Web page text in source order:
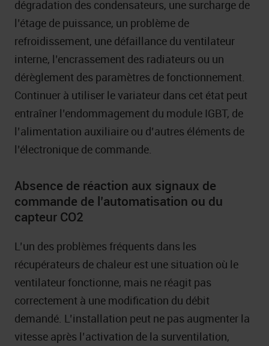
dégradation des condensateurs, une surcharge de
l’étage de puissance, un problème de
refroidissement, une défaillance du ventilateur
interne, l’encrassement des radiateurs ou un
dérèglement des paramètres de fonctionnement.
Continuer à utiliser le variateur dans cet état peut
entraîner l’endommagement du module IGBT, de
l’alimentation auxiliaire ou d’autres éléments de
l’électronique de commande.
Absence de réaction aux signaux de
commande de l’automatisation ou du
capteur CO2
L’un des problèmes fréquents dans les
récupérateurs de chaleur est une situation où le
ventilateur fonctionne, mais ne réagit pas
correctement à une modification du débit
demandé. L’installation peut ne pas augmenter la
vitesse après l’activation de la surventilation,